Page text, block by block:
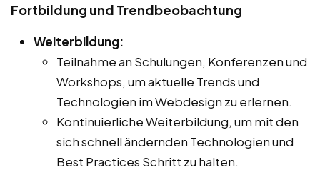
Fortbildung und Trendbeobachtung
Weiterbildung:
Teilnahme an Schulungen, Konferenzen und
Workshops, um aktuelle Trends und
Technologien im Webdesign zu erlernen.
Kontinuierliche Weiterbildung, um mit den
sich schnell ändernden Technologien und
Best Practices Schritt zu halten.